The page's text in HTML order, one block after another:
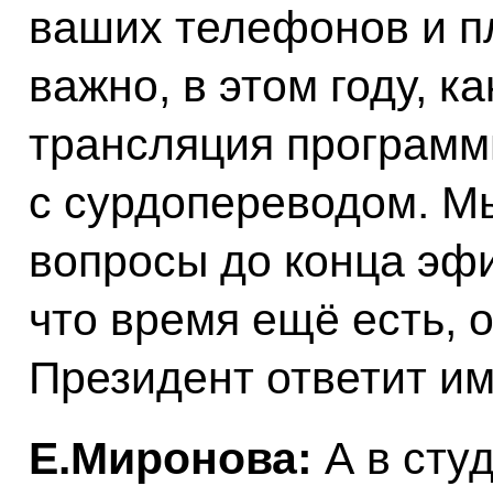
ваших телефонов и
важно, в этом году,
трансляция
с сурдопереводом.
вопросы до конца
что время ещё есть,
Президент ответит
Е.Миронова: А в